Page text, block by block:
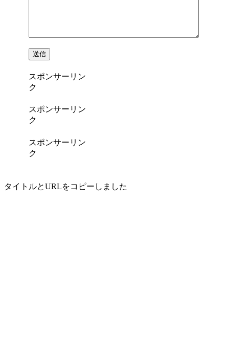
スポンサーリン
ク
スポンサーリン
ク
スポンサーリン
ク
タイトルとURLをコピーしました